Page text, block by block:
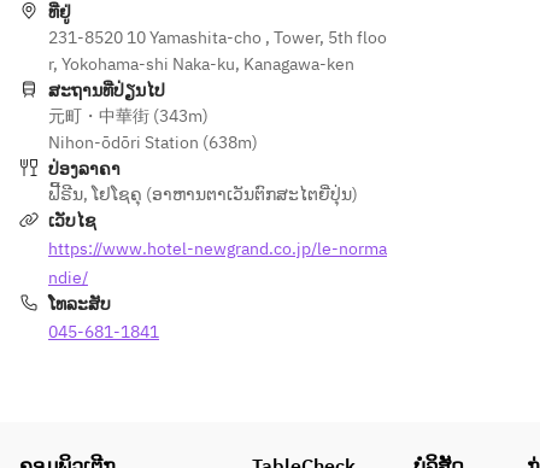
ທີ່ຢູ່
231-8520 10 Yamashita-cho , Tower, 5th floo
r, Yokohama-shi Naka-ku, Kanagawa-ken
ສະຖານທີ່ປ່ຽນໄປ
元町・中華街 (343m)
Nihon-ōdōri Station (638m)
ປ່ອງລາຄາ
ຟີ້ຣີນ,ໂຢໂຊຄຸ (ອາຫານຕາເວັນຕົກສະໄຕຍີ່ປຸ່ນ)
ເວັບໄຊ
https://www.hotel-newgrand.co.jp/le-norma
ndie/
ໂທລະສັບ
045-681-1841